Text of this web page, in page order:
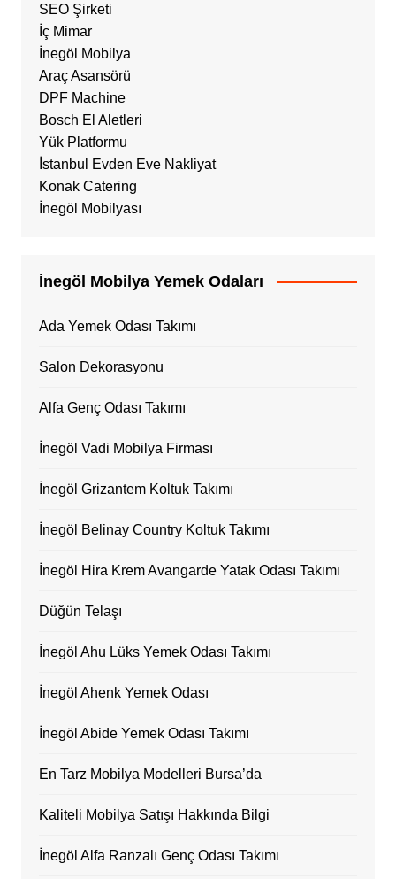
SEO Şirketi
İç Mimar
İnegöl Mobilya
Araç Asansörü
DPF Machine
Bosch El Aletleri
Yük Platformu
İstanbul Evden Eve Nakliyat
Konak Catering
İnegöl Mobilyası
İnegöl Mobilya Yemek Odaları
Ada Yemek Odası Takımı
Salon Dekorasyonu
Alfa Genç Odası Takımı
İnegöl Vadi Mobilya Firması
İnegöl Grizantem Koltuk Takımı
İnegöl Belinay Country Koltuk Takımı
İnegöl Hira Krem Avangarde Yatak Odası Takımı
Düğün Telaşı
İnegöl Ahu Lüks Yemek Odası Takımı
İnegöl Ahenk Yemek Odası
İnegöl Abide Yemek Odası Takımı
En Tarz Mobilya Modelleri Bursa’da
Kaliteli Mobilya Satışı Hakkında Bilgi
İnegöl Alfa Ranzalı Genç Odası Takımı